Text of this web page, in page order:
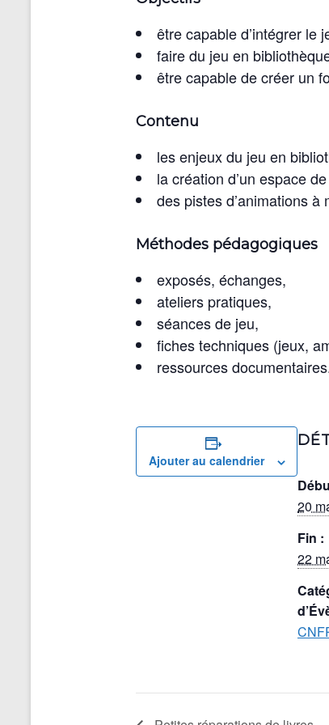
être capable d’intégrer le
faire du jeu en
être capable de créer un
Contenu
les enjeux du jeu en
la création d’un espace
des pistes d’animations
Méthodes pédagogiques
exposés, échanges,
ateliers pratiques,
séances de jeu,
fiches techniques (jeux,
ressources
Ajouter au calendrier
20
Fin :
22